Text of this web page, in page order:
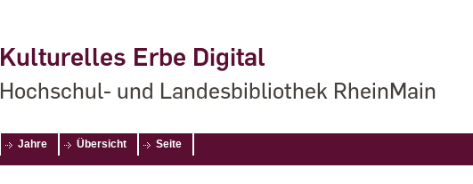
Kulturelles Erbe Digital
Hochschul- und Landesbibliothek RheinMain
Jahre Übersicht Seite